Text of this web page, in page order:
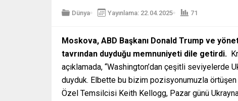
Dünya Yayınlama: 22.04.2025 71
Moskova, ABD Başkanı Donald Trump ve
tavrından duyduğu memnuniyeti dile getirdi.
açıklamada, “Washington’dan çeşitli seviyelerde
duyduk. Elbette bu bizim pozisyonumuzla örtüşen
Özel Temsilcisi Keith Kellogg, Pazar günü